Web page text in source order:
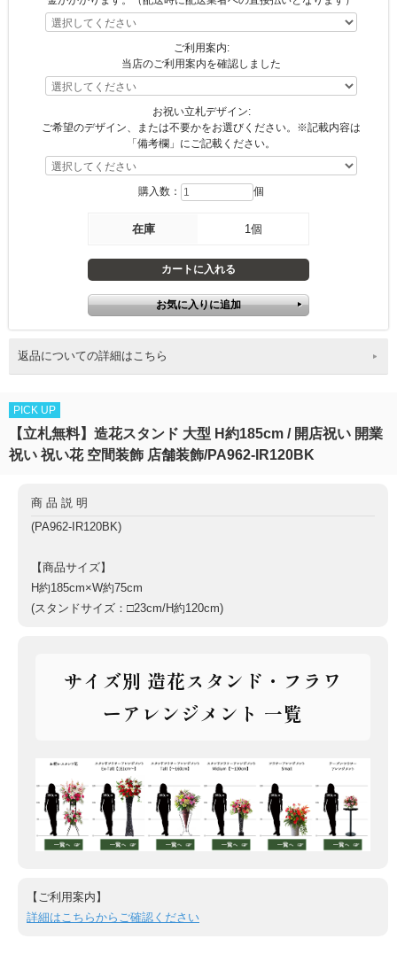
ご利用案内:
当店のご利用案内を確認しました
お祝い立札デザイン:
ご希望のデザイン、または不要かをお選びください。※記載内容は
「備考欄」にご記載ください。
購入数： 個
在庫 1個
返品についての詳細はこちら
PICK UP
【立札無料】造花スタンド 大型 H約185cm / 開店祝い 開業
祝い 祝い花 空間装飾 店舗装飾/PA962-IR120BK
商品説明
(PA962-IR120BK)
【商品サイズ】
H約185cm×W約75cm
(スタンドサイズ：□23cm/H約120cm)
サイズ別 造花スタンド・フラワ
ーアレンジメント 一覧
【ご利用案内】
詳細はこちらからご確認ください